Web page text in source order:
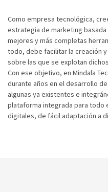
Como empresa tecnológica,
estrategia de marketing
mejores y más completas
todo, debe facilitar la creación
sobre las que se explotan
Con ese objetivo, en Mindala
durante años en el desarrollo
algunas ya existentes e
plataforma integrada para todo
digitales, de fácil adaptación a